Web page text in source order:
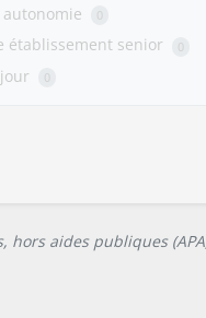
autonomie 0
établissement senior 0
0
hors aides publiques